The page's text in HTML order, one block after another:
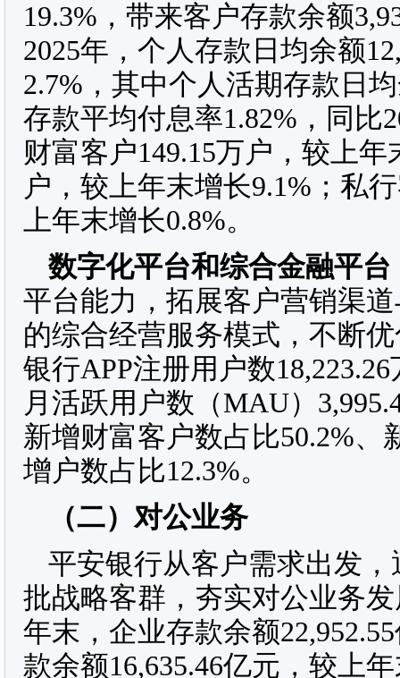
19.3%，带来客户存款余额
2025年，个人存款日均余额
2.7%，其中个人活期存款日
存款平均付息率1.82%，同比
财富客户149.15万户，较上
户，较上年末增长9.1%；私
上年末增长0.8%。
数字化平台和综合金融平台
平台能力，拓展客户营销渠
的综合经营服务模式，不断
银行APP注册用户数
月活跃用户数（MAU）
新增财富客户数占比50.2%、
增户数占比12.3%。
（二）对公业务
平安银行从客户需求出发
批战略客群，夯实对公业务
年末，企业存款余额
款余额16,635.46亿元，较上